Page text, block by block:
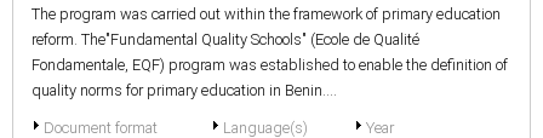
The program was carried out within the framework of primary education
reform. The"Fundamental Quality Schools" (Ecole de Qualité
Fondamentale, EQF) program was established to enable the definition of
quality norms for primary education in Benin....
Document format
Language(s)
Year